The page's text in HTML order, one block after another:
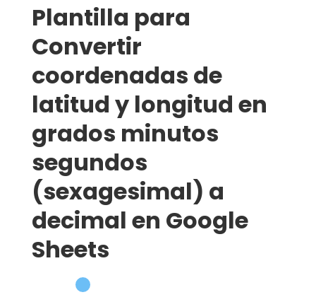
Plantilla para
Convertir
coordenadas de
latitud y longitud en
grados minutos
segundos
(sexagesimal) a
decimal en Google
Sheets